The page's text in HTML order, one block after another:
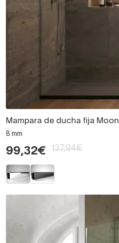
Mampara de ducha fija Moon
8 mm
99,32€ 137,94€